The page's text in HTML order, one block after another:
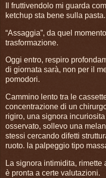
Il fruttivendolo mi guarda
ketchup sta bene sulla pasta.
“Assaggia”, da quel
trasformazione.
Oggi entro, respiro
di giornata sarà, non per il
pomodori.
Cammino lento tra le
concentrazione di un
rigiro, una signora
osservato, sollevo una
stessi cercando difetti
ruoto. la palpeggio tipo
La signora intimidita,
è pronta a certe valutazioni.